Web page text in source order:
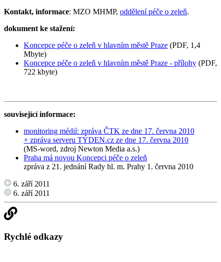
Kontakt, informace: MZO MHMP, oddělení péče o zeleň.
dokument ke stažení:
Koncepce péče o zeleň v hlavním městě Praze (PDF, 1,4
Mbyte)
Koncepce péče o zeleň v hlavním městě Praze - přílohy (PDF,
722 kbyte)
související informace:
monitoring médií: zpráva ČTK ze dne 17. června 2010
+ zpráva serveru TÝDEN.cz ze dne 17. června 2010
(MS-word, zdroj Newton Media a.s.)
Praha má novou Koncepci péče o zeleň
zpráva z 21. jednání Rady hl. m. Prahy 1. června 2010
6. září 2011
6. září 2011
Rychlé odkazy